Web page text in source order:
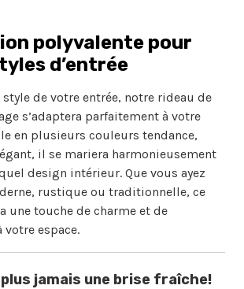
polyvalente pour
d’entrée
de votre entrée, notre rideau de
s’adaptera parfaitement à votre
en plusieurs couleurs tendance,
il se mariera harmonieusement
design intérieur. Que vous ayez
rustique ou traditionnelle, ce
une touche de charme et de
espace.
plus jamais une brise fraîche!